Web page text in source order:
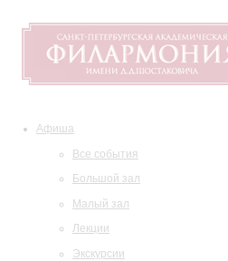
Афиша
Все события
Большой зал
Малый зал
Лекции
Экскурсии